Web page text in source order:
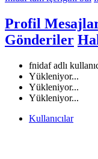
Profil
Gönderiler
fnidaf adlı
Yükleniyor...
Yükleniyor...
Yükleniyor...
Kullanıcılar